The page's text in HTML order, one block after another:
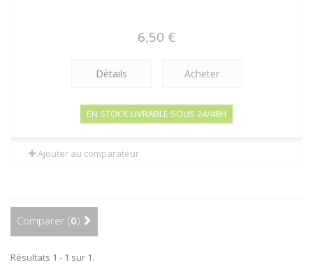
6,50 €
Détails Acheter
EN STOCK LIVRABLE SOUS 24/48H
Ajouter au comparateur
Comparer (0)
Résultats 1 - 1 sur 1.